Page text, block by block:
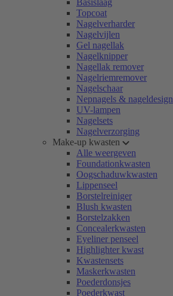
Basislaag
Topcoat
Nagelverharder
Nagelvijlen
Gel nagellak
Nagelknipper
Nagellak remover
Nagelriemremover
Nagelschaar
Nepnagels & nageldesign
UV-lampen
Nagelsets
Nagelverzorging
Make-up kwasten
Alle weergeven
Foundationkwasten
Oogschaduwkwasten
Lippenseel
Borstelreiniger
Blush kwasten
Borstelzakken
Concealerkwasten
Eyeliner penseel
Highlighter kwast
Kwastensets
Maskerkwasten
Poederdonsjes
Poederkwast